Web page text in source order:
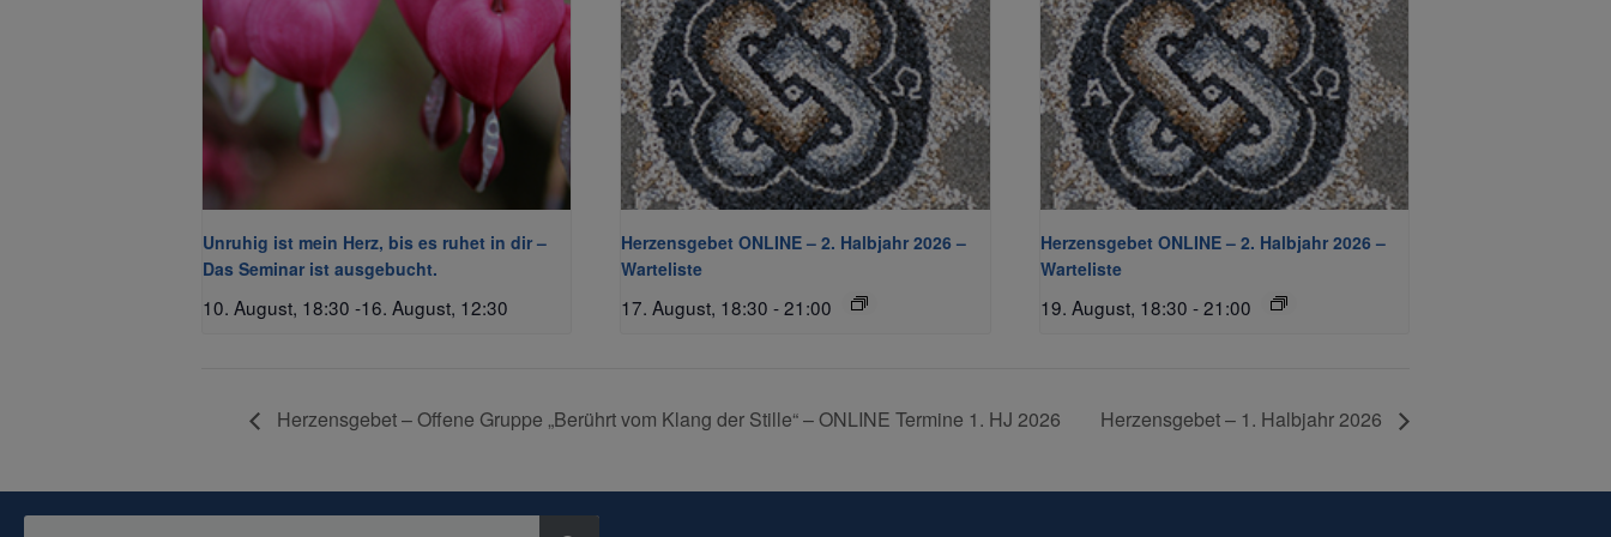
Unruhig ist mein Herz, bis es ruhet in dir –
Das Seminar ist ausgebucht.
10. August, 18:30 -16. August, 12:30
Herzensgebet ONLINE – 2. Halbjahr 2026 –
Warteliste
17. August, 18:30 - 21:00
Herzensgebet ONLINE – 2. Halbjahr 2026 –
Warteliste
19. August, 18:30 -21:00
Herzensgebet – Offene Gruppe „Berührt vom Klang der Stille“ – ONLINE Termine 1. HJ 2026 Herzensgebet – 1. Halbjahr 2026